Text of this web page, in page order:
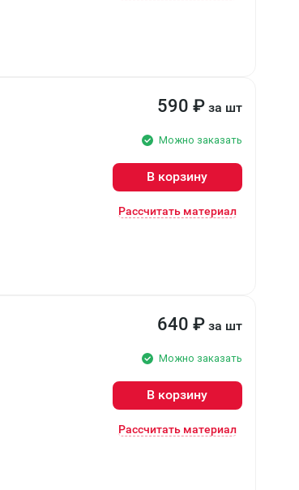
590 ₽ за шт
Можно заказать
В корзину
Рассчитать материал
640 ₽ за шт
Можно заказать
В корзину
Рассчитать материал